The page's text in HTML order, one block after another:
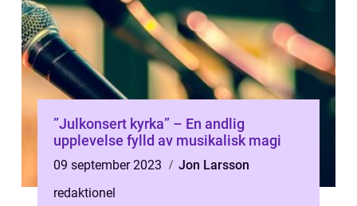
”Julkonsert kyrka” – En andlig
upplevelse fylld av musikalisk magi
09 september 2023
Jon Larsson
redaktionel